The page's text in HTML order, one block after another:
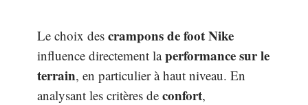
Le choix des crampons de foot Nike
influence directement laperformance sur le
terrain, en particulier à haut niveau. En
analysant les critères de confort,